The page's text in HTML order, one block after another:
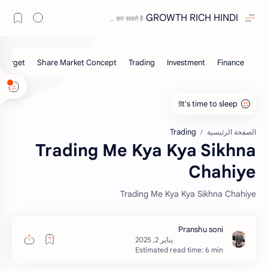
GROWTH RICH HINDI
الصفحة الرئيسية Trading
Trading Me Kya Kya Sikhna
Chahiye
Trading Me Kya Kya Sikhna Chahiye
Estimated read time: 6 min